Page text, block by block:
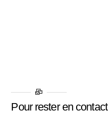
Pour rester en contact